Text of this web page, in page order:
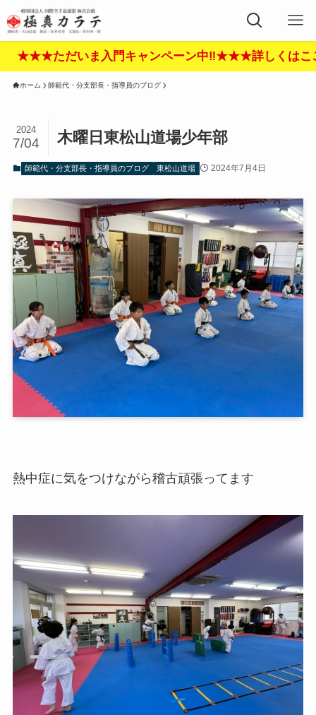
いま入門キャンペーン中‼︎★★★詳しくはここをクリ
ホーム 師範代・分支部長・指導員のブログ
木曜日東松山道場少年部
2024
7/04
師範代・分支部長・指導員のブログ 東松山道場 2024年7月4日
熱中症に気をつけながら稽古頑張ってます